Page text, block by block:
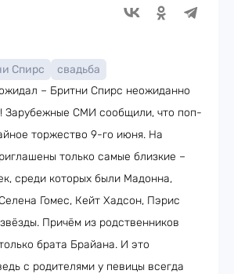
Спирс
свадьба
– Бритни Спирс неожиданно
Зарубежные СМИ сообщили, что поп-
торжество 9-го июня. На
только самые близкие –
среди которых были Мадонна,
Гомес, Кейт Хадсон, Пэрис
Причём из родственников
брата Брайана. И это
с родителями у певицы всегда